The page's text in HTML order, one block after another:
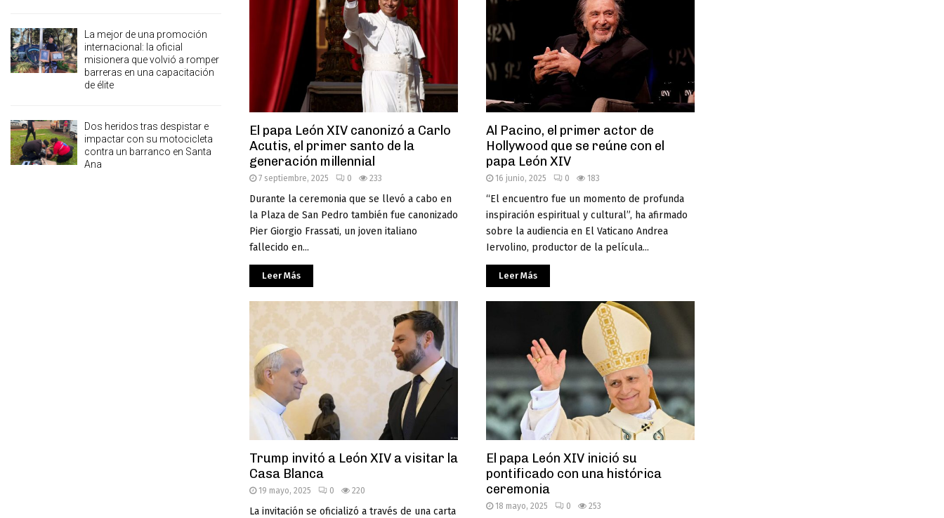
El papa León XIV canonizó a Carlo
Acutis, el primer santo de la
generación millennial
7 septiembre, 2025 0 233
Durante la ceremonia que se llevó a cabo en
la Plaza de San Pedro también fue canonizado
Pier Giorgio Frassati, un joven italiano
fallecido en...
Leer Más
Al Pacino, el primer actor de
Hollywood que se reúne con el
papa León XIV
16 junio, 2025 0 183
“El encuentro fue un momento de profunda
inspiración espiritual y cultural”, ha afirmado
sobre la audiencia en El Vaticano Andrea
Iervolino, productor de la película...
Leer Más
Trump invitó a León XIV a visitar la
Casa Blanca
19 mayo, 2025 0 220
La invitación se oficializó a través de una carta
El papa León XIV inició su
pontificado con una histórica
ceremonia
18 mayo, 2025 0 253
La mejor de una promoción
internacional: la oficial
misionera que volvió a romper
barreras en una capacitación
de élite
Dos heridos tras despistar e
impactar con su motocicleta
contra un barranco en Santa
Ana